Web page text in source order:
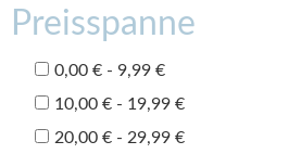
Preisspanne
0,00 € - 9,99 €
10,00 € - 19,99 €
20,00 € - 29,99 €